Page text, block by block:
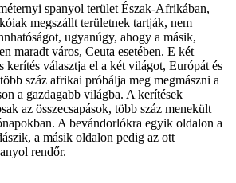
spanyol terület Észak-Afrikában,
megszállt területnek tartják, nem
ugyanúgy, ahogy a másik,
maradt város, Ceuta esetében. E két
kerítés választja el a két világot, Európát és
száz afrikai próbálja meg megmászni a
a gazdagabb világba. A kerítések
az összecsapások, több száz menekült
A bevándorlókra egyik oldalon a
a másik oldalon pedig az ott
rendőr.